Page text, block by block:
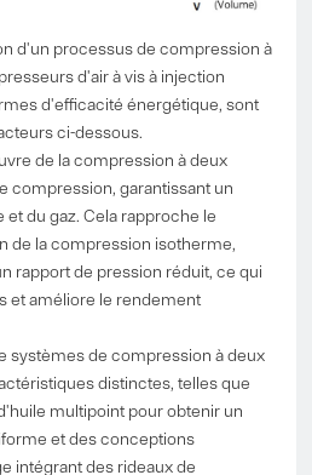
d'un processus de compression à
d'air à vis à injection
d'efficacité énergétique, sont
ci-dessous.
de la compression à deux
compression, garantissant un
du gaz. Cela rapproche le
de la compression isotherme,
rapport de pression réduit, ce qui
et améliore le rendement
systèmes de compression à deux
distinctes, telles que
multipoint pour obtenir un
et des conceptions
intégrant des rideaux de